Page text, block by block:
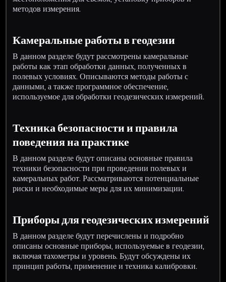
методов измерения.
Камеральные работы в геодезии
В данном разделе будут рассмотрены камеральные
работы как этап обработки данных, полученных в
полевых условиях. Описываются методы работы с
данными, а также программное обеспечение,
используемое для обработки геодезических измерений.
Техника безопасности и правила
поведения на практике
В данном разделе будут описаны основные правила
техники безопасности при проведении полевых и
камеральных работ. Рассматриваются потенциальные
риски и необходимые меры для их минимизации.
Приборы для геодезических измерений
В данном разделе будут перечислены и подробно
описаны основные приборы, используемые в геодезии,
включая тахометры и уровень. Будут обсуждены их
принцип работы, применение и техника калибровки.